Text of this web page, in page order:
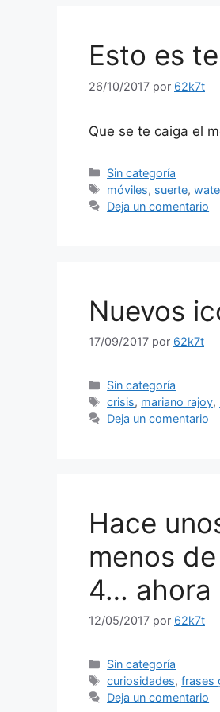
Esto es
26/10/2017 por 62k7t
Que se te caiga el
Categorías
Sin categoría
Etiquetas
móviles, suerte,
Deja un comentario
Nuevos
17/09/2017 por 62k7t
Categorías
Sin categoría
Etiquetas
crisis, mariano rajoy,
Deja un comentario
Hace
menos
4… ahora
12/05/2017 por 62k7t
Categorías
Sin categoría
Etiquetas
curiosidades,frases
Deja un comentario